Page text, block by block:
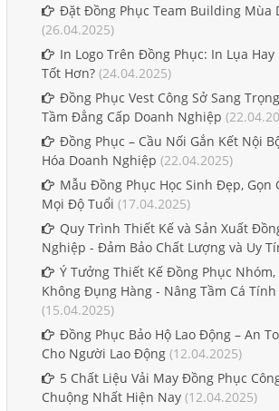
Đặt Đồng Phục Team Building Mùa
(26.04.2025)
In Logo Trên Đồng Phục: In Lụa
Tốt Hơn?(24.04.2025)
Đồng Phục Vest Công Sở Sang
Tầm Đẳng Cấp Doanh Nghiệp
Đồng Phục – Cầu Nối Gắn Kết Nội
Hóa Doanh Nghiệp (22.04.2025)
Mẫu Đồng Phục Học Sinh Đẹp, Gọn
Mọi Độ Tuổi (17.04.2025)
Quy Trình Thiết Kế và Sản Xuất
Nghiệp - Đảm Bảo Chất Lượng và Uy
Ý Tưởng Thiết Kế Đồng Phục
Không Đụng Hàng - Nâng Tầm Cá Tính
(15.04.2025)
Đồng Phục Bảo Hộ Lao Động – An
Cho Người Lao Động(12.04.2025)
5 Chất Liệu Vải May Đồng Phục
Chuộng Nhất Hiện Nay(12.04.2025)